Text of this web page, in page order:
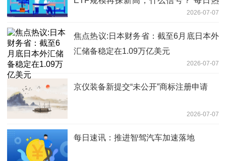
2026-07-07
焦点热议:日本财务省：截至6月底日本外
汇储备稳定在1.09万亿美元
2026-07-07
京仪装备新提交“未公开”商标注册申请
2026-07-07
每日速讯：推进智驾汽车加速落地